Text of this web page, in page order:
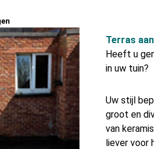
Terras
Heeft u
in uw tuin?
Uw stijl
groot en
van
liever voor